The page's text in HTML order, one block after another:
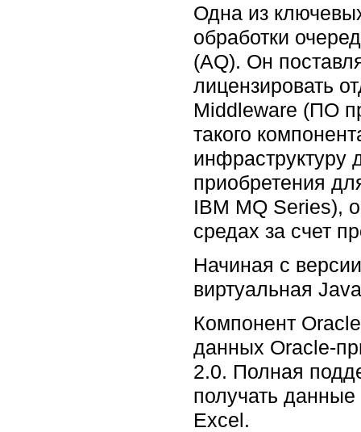
Одна из
обработки
(AQ). Он
лицензировать
Middleware (ПО
такого
инфраструктуру
приобретения
IBM MQ Series),
средах за счет
Начиная с
виртуальная
Компонент
данных Oracle-
2.0. Полная
получать
Excel.